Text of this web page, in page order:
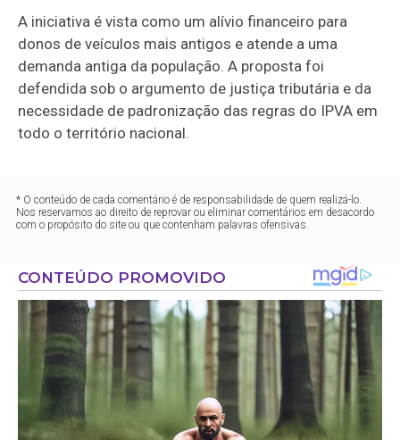
A iniciativa é vista como um alívio financeiro para
donos de veículos mais antigos e atende a uma
demanda antiga da população. A proposta foi
defendida sob o argumento de justiça tributária e da
necessidade de padronização das regras do IPVA em
todo o território nacional.
* O conteúdo de cada comentário é de responsabilidade de quem realizá-lo.
Nos reservamos ao direito de reprovar ou eliminar comentários em desacordo
com o propósito do site ou que contenham palavras ofensivas.